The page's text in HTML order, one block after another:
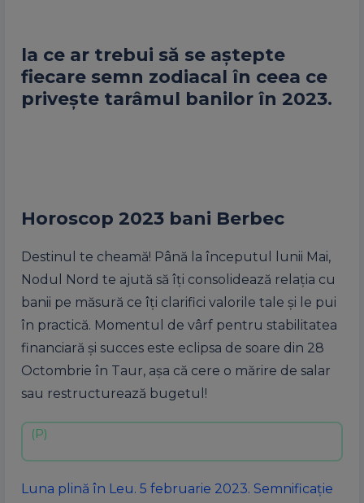
la ce ar trebui să se aștepte
fiecare semn zodiacal în ceea ce
privește tarâmul banilor în 2023.
Horoscop 2023 bani Berbec
Destinul te cheamă! Până la începutul lunii Mai,
Nodul Nord te ajută să îți consolidează relația cu
banii pe măsură ce îți clarifici valorile tale și le pui
în practică. Momentul de vârf pentru stabilitatea
financiară și succes este eclipsa de soare din 28
Octombrie în Taur, așa că cere o mărire de salar
sau restructurează bugetul!
Luna plină în Leu. 5 februarie 2023. Semnificație